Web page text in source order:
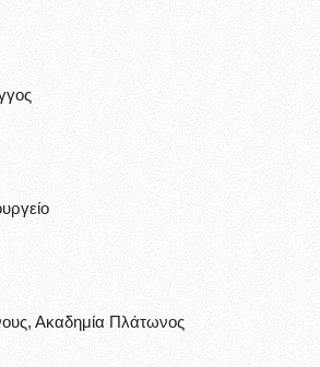
Ακαδημία Πλάτωνος